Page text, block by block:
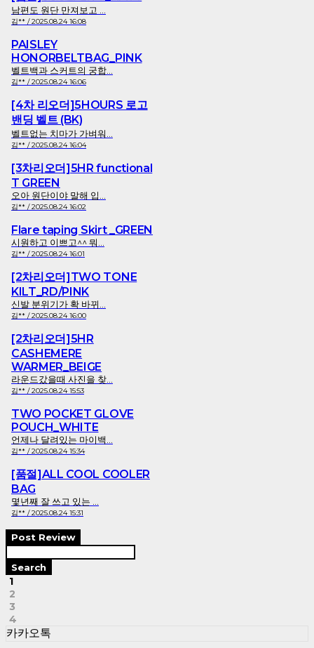
남편도 원단 만져보고 ...
김** / 2025.08.24 16:08
PAISLEY
HONORBELTBAG_PINK
벨트백과 스커트의 궁합...
김** / 2025.08.24 16:06
[4차 리오더]5HOURS 로고
밴딩 벨트 (BK)
벨트없는 치마가 가벼워...
김** / 2025.08.24 16:04
[3차리오더]5HR functional
T GREEN
오아 원단이야 말해 입...
김** / 2025.08.24 16:02
Flare taping Skirt _GREEN
시원하고 이쁘고^^ 뭐...
김** / 2025.08.24 16:01
[2차리오더]TWO TONE
KILT_RD/PINK
신발 분위기가 확 바뀌...
김** / 2025.08.24 16:00
[2차리오더]5HR
CASHEMERE
WARMER_BEIGE
라운드갔을때 사진을 찾...
김** / 2025.08.24 15:53
TWO POCKET GLOVE
POUCH_WHITE
언제나 달려있는 마이백...
김** / 2025.08.24 15:34
[품절]ALL COOL COOLER
BAG
몇년째 잘 쓰고 있는 ...
김** / 2025.08.24 15:31
Post Review
Search
1
2
3
4
카카오톡